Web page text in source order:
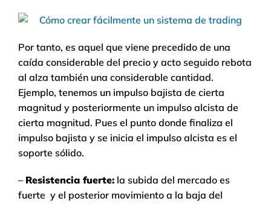
Por tanto, es aquel que viene precedido de una
caída considerable del precio y acto seguido rebota
al alza también una considerable cantidad.
Ejemplo, tenemos un impulso bajista de cierta
magnitud y posteriormente un impulso alcista de
cierta magnitud. Pues el punto donde finaliza el
impulso bajista y se inicia el impulso alcista es el
soporte sólido.
– Resistencia fuerte: la subida del mercado es
fuerte y el posterior movimiento a la baja del